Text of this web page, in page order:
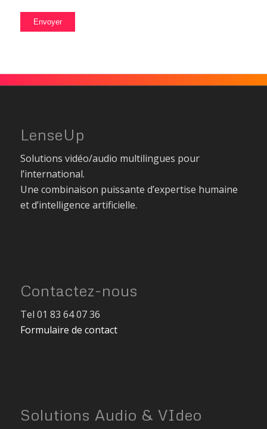
LenseUp
Solutions vidéo/audio multilingues pour
l’international.
Une combinaison puissante d’expertise humaine
et d’intelligence artificielle.
Contactez-nous
Tel 01 83 64 07 36
Formulaire de contact
Solutions Audio & VIdeo